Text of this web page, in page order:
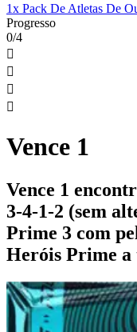
1x Pack De Atletas De
Progresso
0/4




Vence 1
Vence 1
3-4-1-2 (sem
Prime 3 com
Heróis Prime